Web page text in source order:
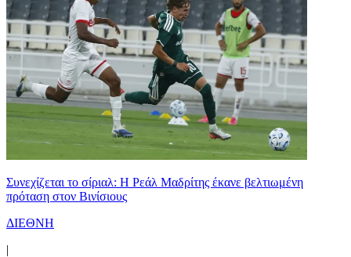
Συνεχίζεται το σίριαλ: Η Ρεάλ Μαδρίτης έκανε βελτιωμένη
πρόταση στον Βινίσιους
ΔΙΕΘΝΗ
|